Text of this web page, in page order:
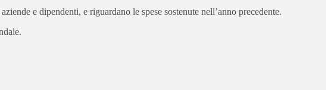
e dipendenti, e riguardano le spese sostenute nell’anno precedente.